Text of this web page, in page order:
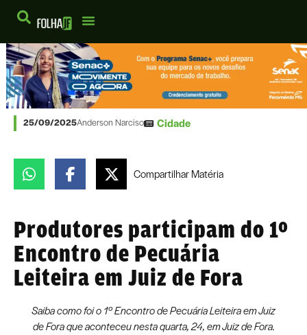
25/09/2025Anderson Narciso Cidade
CompartilharMatéria
Produtores participam do 1º
Encontro de Pecuária
Leiteira em Juiz de Fora
Saiba como foi o 1º Encontro de Pecuária Leiteira em Juiz
de Fora que aconteceu nesta quarta, 24, em Juiz de Fora.